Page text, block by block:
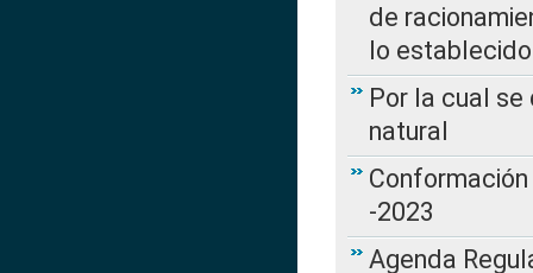
de
lo
Por la cual
natural
-2023
Agenda